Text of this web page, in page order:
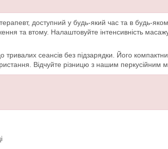
доступний у будь-який час та в будь-
та втому. Налаштовуйте інтенсивність
сеансів без підзарядки. Його
Відчуйте різницю з нашим перкусійним